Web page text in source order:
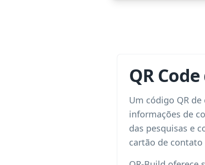
QR
Um código QR
informações de
das pesquisas e
cartão de